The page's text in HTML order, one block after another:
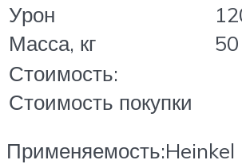
Урон
Масса, кг
50
Стоимость:
Стоимость покупки